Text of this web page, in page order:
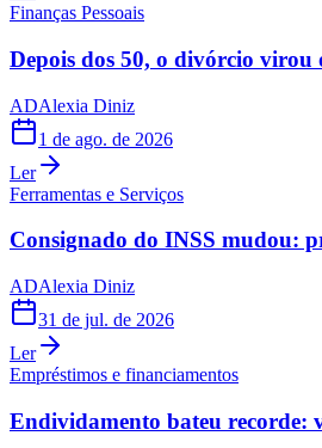
Finanças Pessoais
Depois dos 50, o divórcio
ADAlexia Diniz
1 de ago. de 2026
Ler
Ferramentas e Serviços
Consignado do INSS mudou:
ADAlexia Diniz
31 de jul. de 2026
Ler
Empréstimos e financiamentos
Endividamento bateu recorde: